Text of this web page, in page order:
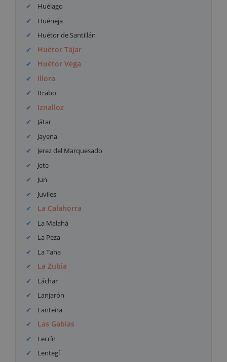
Huélago
Huéneja
Huétor de Santillán
Huétor Tájar
Huétor Vega
Illora
Itrabo
Iznalloz
Játar
Jayena
Jerez del Marquesado
Jete
Jun
Juviles
La Calahorra
La Malahá
La Peza
La Taha
La Zubia
Láchar
Lanjarón
Lanteira
Las Gabias
Lecrín
Lentegí